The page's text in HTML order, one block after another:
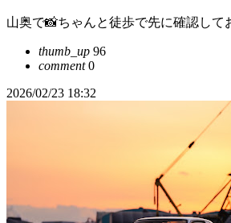
山奥で📸ちゃんと徒歩で先に確認して
thumb_up 96
comment0
2026/02/23 18:32